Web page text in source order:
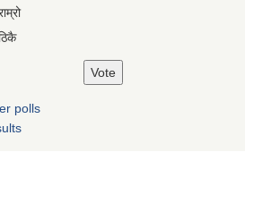
polls